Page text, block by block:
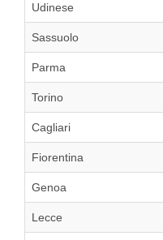
Udinese
Sassuolo
Parma
Torino
Cagliari
Fiorentina
Genoa
Lecce